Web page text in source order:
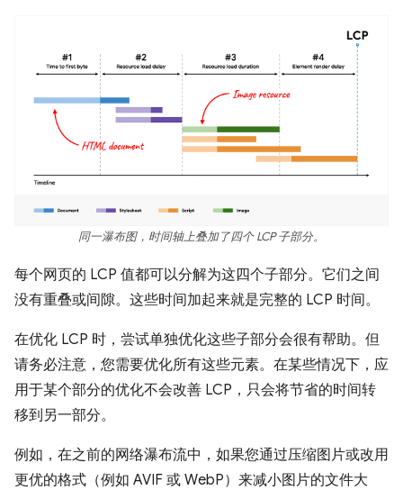
同一瀑布图，时间轴上叠加了四个 LCP 子部分。
每个网页的 LCP 值都可以分解为这四个子部分。它们之间
没有重叠或间隙。这些时间加起来就是完整的 LCP 时间。
在优化 LCP 时，尝试单独优化这些子部分会很有帮助。但
请务必注意，您需要优化所有这些元素。在某些情况下，应
用于某个部分的优化不会改善 LCP，只会将节省的时间转
移到另一部分。
例如，在之前的网络瀑布流中，如果您通过压缩图片或改用
更优的格式（例如 AVIF 或 WebP）来减小图片的文件大